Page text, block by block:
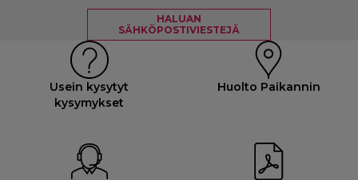
HALUAN
SÄHKÖPOSTIVIESTEJÄ
Usein kysytyt
kysymykset
Huolto Paikannin